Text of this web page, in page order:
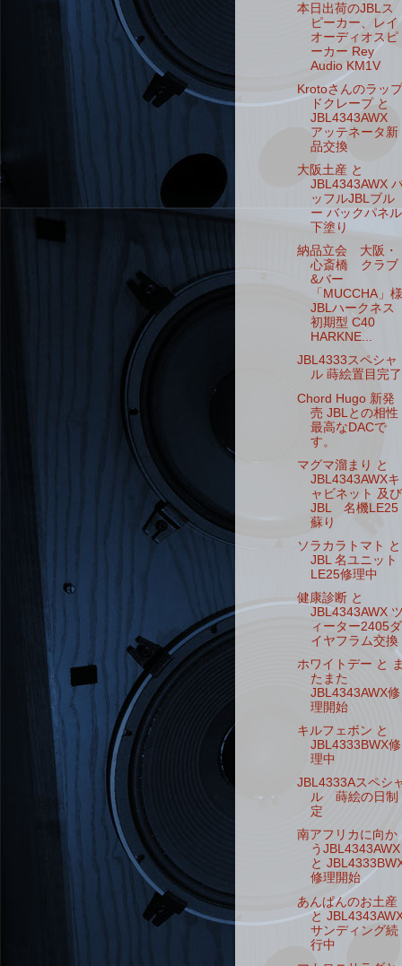
本日出荷のJBLス
ピーカー、レイ
オーディオスピ
ーカー Rey
Audio KM1V
Krotoさんのラップ
ドクレープ と
JBL4343AWX
アッテネータ新
品交換
大阪土産 と
JBL4343AWX
ッフルJBLブル
ー バックパネル
下塗り
納品立会 大阪・
心斎橋 クラブ
&バー
「MUCCHA」様
JBLハークネス
初期型 C40
HARKNE...
JBL4333スペシャ
ル 蒔絵置目完了
Chord Hugo 新発
売 JBLとの相性
最高なDACで
す。
マグマ溜まり と
JBL4343AWXキ
ャビネット 及び
JBL 名機LE25
蘇り
ソラカラトマト と
JBL 名ユニット
LE25修理中
健康診断 と
JBL4343AWX
ィーター2405ダ
イヤフラム交換
ホワイトデー と
たまた
JBL4343AWX修
理開始
キルフェボン と
JBL4333BWX修
理中
JBL4333Aスペシ
ル 蒔絵の日制
定
南アフリカに向か
うJBL4343AWX
と
修理開始
あんぱんのお土産
と
サンディング続
行中